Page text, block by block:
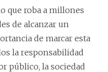
que roba a millones
de alcanzar un
de marcar esta
la responsabilidad
público, la sociedad